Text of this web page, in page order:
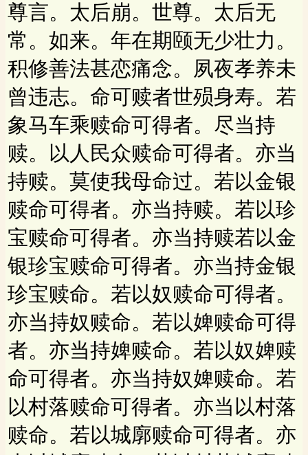
尊言。太后崩。世尊。太后无
常。如来。年在期颐无少壮力。
积修善法甚恋痛念。夙夜孝养未
曾违志。命可赎者世殒身寿。若
象马车乘赎命可得者。尽当持
赎。以人民众赎命可得者。亦当
持赎。莫使我母命过。若以金银
赎命可得者。亦当持赎。若以珍
宝赎命可得者。亦当持赎若以金
银珍宝赎命可得者。亦当持金银
珍宝赎命。若以奴赎命可得者。
亦当持奴赎命。若以婢赎命可得
者。亦当持婢赎命。若以奴婢赎
命可得者。亦当持奴婢赎命。若
以村落赎命可得者。亦当以村落
赎命。若以城廓赎命可得者。亦